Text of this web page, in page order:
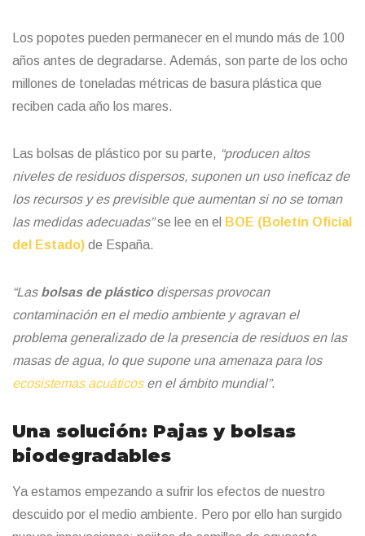
Los popotes pueden permanecer en el mundo más de 100
años antes de degradarse. Además, son parte de los ocho
millones de toneladas métricas de basura plástica que
reciben cada año los mares.
Las bolsas de plástico por su parte, “producen altos
niveles de residuos dispersos, suponen un uso ineficaz de
los recursos y es previsible que aumentan si no se toman
las medidas adecuadas”se lee en el
BOE (Boletín Oficial
del Estado) de España.
“Las bolsas de plásticodispersas provocan
contaminación en el medio ambiente y agravan el
problema generalizado de la presencia de residuos en las
masas de agua, lo que supone una amenaza para los
ecosistemas acuáticosen el ámbito mundial”.
Una solución: Pajas y bolsas
biodegradables
Ya estamos empezando a sufrir los efectos de nuestro
descuido por el medio ambiente. Pero por ello han surgido